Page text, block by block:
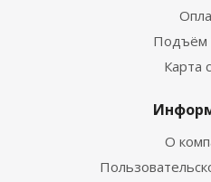
Подъём
Карта
О